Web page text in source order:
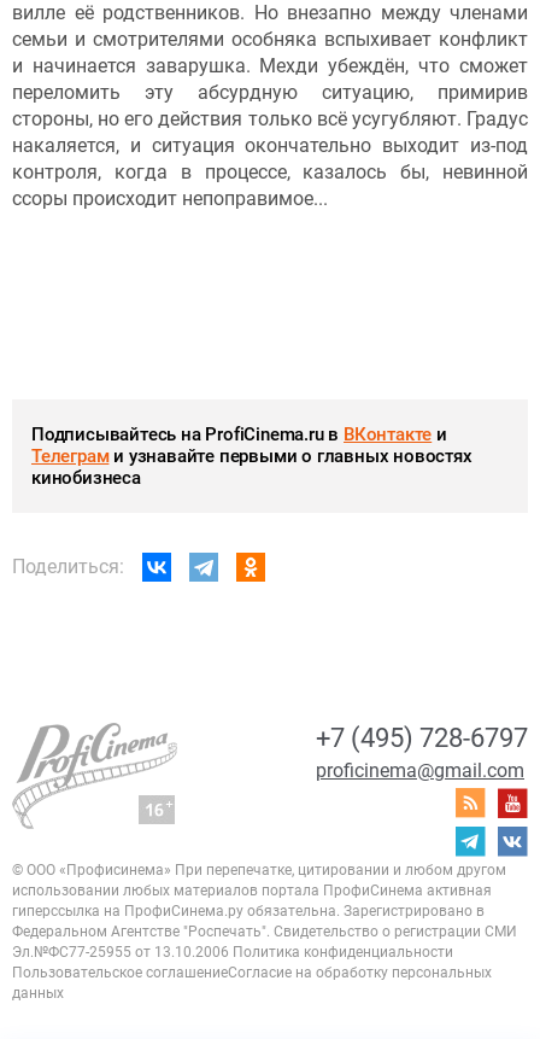
вилле её родственников. Но внезапно между членами
семьи и смотрителями особняка вспыхивает конфликт
и начинается заварушка. Мехди убеждён, что сможет
переломить эту абсурдную ситуацию, примирив
стороны, но его действия только всё усугубляют. Градус
накаляется, и ситуация окончательно выходит из-под
контроля, когда в процессе, казалось бы, невинной
ссоры происходит непоправимое...
Подписывайтесь на ProfiCinema.ru в ВКонтакте и
Телеграми узнавайте первыми о главных новостях
кинобизнеса
Поделиться:
+7 (495) 728-6797
proficinema@gmail.com
© ООО «Профисинема» При перепечатке, цитировании и любом другом
использовании любых материалов портала ПрофиСинема активная
гиперссылка на ПрофиСинема.ру обязательна. Зарегистрировано в
Федеральном Агентстве "Роспечать". Свидетельство о регистрации СМИ
Эл.№ФС77-25955 от 13.10.2006 Политика конфиденциальности
Пользовательское соглашениеСогласие на обработку персональных
данных